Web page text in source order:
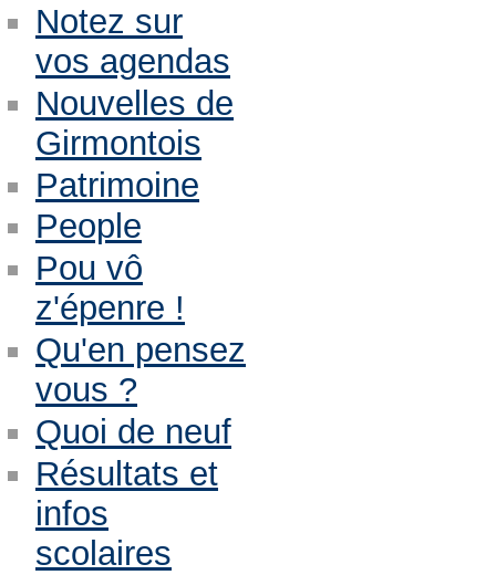
Notez sur
vos agendas
Nouvelles de
Girmontois
Patrimoine
People
Pou vô
z'épenre !
Qu'en pensez
vous ?
Quoi de neuf
Résultats et
infos
scolaires